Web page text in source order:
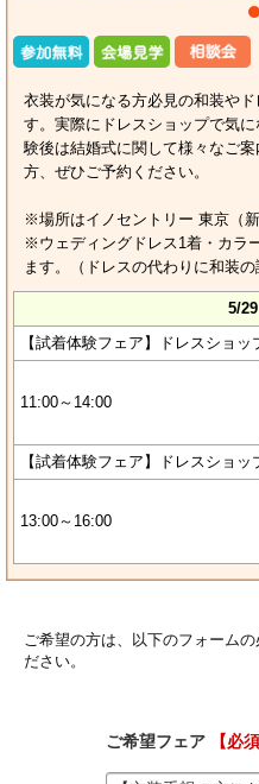
衣装が気になる方必見の和装や
す。実際にドレスショップで気
験後は結婚式に関して様々なご
方、ぜひご予約ください。
※場所はイノセントリー 東京（新
※ウェディングドレス1着・カラ
ます。（ドレスの代わりに和装の
5/29
【試着体験フェア】ドレスショ
11:00～14:00
【試着体験フェア】ドレスショ
13:00～16:00